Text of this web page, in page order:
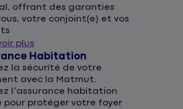
offrant des garanties
votre conjoint(e) et vos
plus
Habitation
la sécurité de votre
avec la Matmut.
l’assurance habitation
pour protéger votre foyer